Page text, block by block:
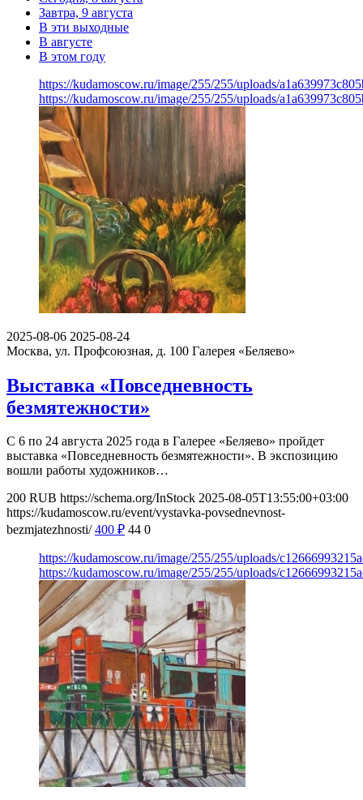
Завтра, 9 августа
В эти выходные
В августе
В этом году
https://kudamoscow.ru/image/255/255/uploads/
https://kudamoscow.ru/image/255/255/uploads/
2025-08-06 2025-08-24
Москва, ул. Профсоюзная, д. 100 Галерея «Беляево»
Выставка «Повседневность
безмятежности»
С 6 по 24 августа 2025 года в Галерее «Беляево» пройдет
выставка «Повседневность безмятежности». В экспозицию
вошли работы художников…
200 RUB https://schema.org/InStock 2025-08-05T13:55:00+03:00
https://kudamoscow.ru/event/vystavka-povsednevnost-
bezmjatezhnosti/ 400 ₽ 44 0
https://kudamoscow.ru/image/255/255/uploads/
https://kudamoscow.ru/image/255/255/uploads/